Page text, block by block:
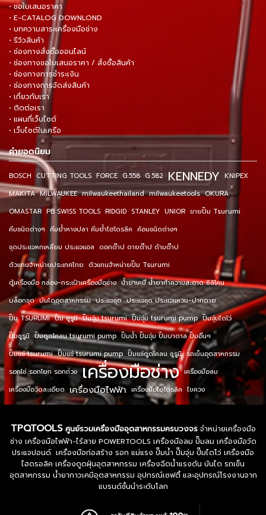
• ขอใบเสนอราคา
• E-CATALOG DOWNLOND
• บทความสาระเครื่องมือช่าง
• รีวิวสินค้า
• ช่องทางสั่งซื้อออนไลน์
• ช่องทางขอใบเสนอราคา / สั่งซื้อสินค้า
• ช่องทางการชำระเงิน
• ช่องทางการจัดส่งสินค้า
• เกี่ยวกับเรา
• ติดต่อเรา
• แผนที่เว็บไซต์
• เว็บไซต์ในเครือ
คำยอดนิยม
BOSCH CUTTING TOOLS FORCE G.558 G.582 KENNEDY KNIPEX
MAKITA MILWAUKEE milwaukeethailand milwaukeetools OKURA
OMASTAR PB SWISS TOOLS RIDGID STANLEY UNIOR ขายปั๊ม Tsurumi
คีมชนิดต่างๆ คีมย้ำหางปลา คีมย้ำไฮโดรลิค ค้อนชนิดต่างๆ
ชุดประแจหกเหลี่ยม ประแจแอล ดอกต๊าป ดายต๊าป ด้ามต๊าป
ตัวแทนจำหน่ายประเทศไทย ตัวแทนจำหน่ายปั๊ม Tsurumi
ตู้เครื่องมือ กล่อง-กระเป๋าเครื่องมือช่าง น้ำยาเคมี น้ำยาทำความสะอาด ซิลิโคน
บล็อกชุด บันไดอุตสาหกรรม ประแจชุด ประแจชุด ประแจแหวน-ปากตาย
ปั๊ม TSURUMI ปั๊ม ซูรูมิ ปั๊มจุ่ม tsurumi ปั๊มจุ่ม tsurumi pump ปั๊มจุ่มไดโว่
ปั๊มซูรูมิ ปั๊มดูดโคลน tsurumi pump ปั๊มน้ำ ปั๊มจุ่ม ปั๊มบาดาล ปั๊มอื่นๆ
ปั๊มแช่ tsurumi ปั๊มแช่ tsurumi pump ปั๊มแช่ดูดโคลน ซูรูมิ รถเข็นอุตสาหกรรม
รอกโซ่ รอกโยก รอกถ่วง เครื่องมือช่าง เครื่องมือลม
เครื่องมือวัดละเอียด เครื่องมือไฟฟ้า เครื่องมือไฮโดรลิค ไขควง
TPQTOOLS ศูนย์รวมเครื่องมืออุตสาหกรรมครบวงจรจำหน่ายเครื่องมือ
ช่าง เครื่องมือไฟฟ้า-ไร้สาย POWERTOOLS เครื่องมือลม ปั๊มลม เครื่องมือวัด
ประแจปอนด์ เครื่องมือก่อสร้าง รอก แม่แรง ปั๊มน้ำ ปั๊มจุ่ม ปั๊มไดโว่ เครื่องมือ
ไฮดรอลิค เครื่องดูดฝุ่นอุตสาหกรรม เครื่องฉีดน้ำแรงดัน บันได รถเข็น
อุตสาหกรรม น้ำยากาวเคมีอุตสาหกรรม อุปกรณ์เซฟตี้ และอุปกรณ์โรงงานจาก
แบรนด์ชั้นนำระดับโลก